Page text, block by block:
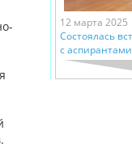
12 марта 2025
Состоялась
с аспирантами